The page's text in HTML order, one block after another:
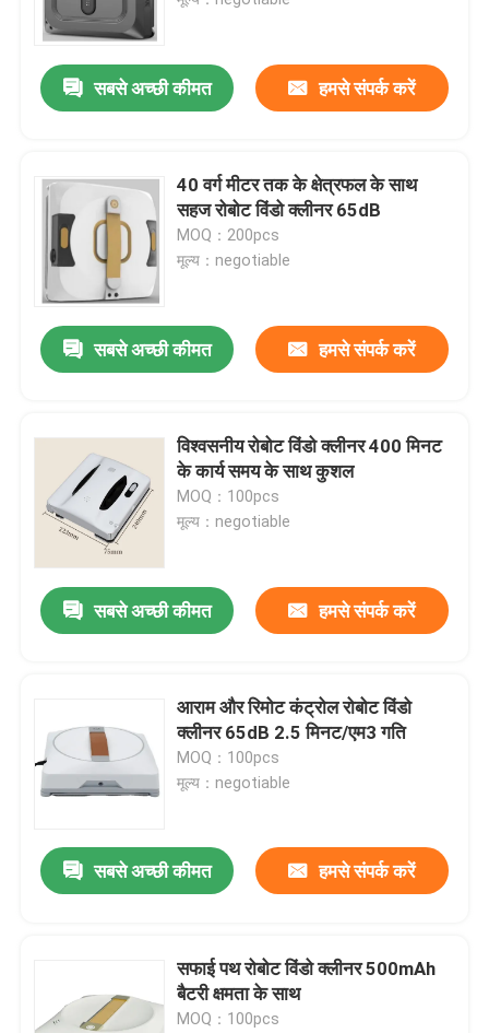
सबसे अच्छी कीमत हमसे संपर्क करें
40 वर्ग मीटर तक के क्षेत्रफल के साथ
सहज रोबोट विंडो क्लीनर 65dB
MOQ：200pcs
मूल्य：negotiable
सबसे अच्छी कीमत हमसे संपर्क करें
विश्वसनीय रोबोट विंडो क्लीनर 400 मिनट
के कार्य समय के साथ कुशल
MOQ：100pcs
मूल्य：negotiable
सबसे अच्छी कीमत हमसे संपर्क करें
आराम और रिमोट कंट्रोल रोबोट विंडो
क्लीनर 65dB 2.5 मिनट/एम3 गति
MOQ：100pcs
मूल्य：negotiable
सबसे अच्छी कीमत हमसे संपर्क करें
सफाई पथ रोबोट विंडो क्लीनर 500mAh
बैटरी क्षमता के साथ
MOQ：100pcs